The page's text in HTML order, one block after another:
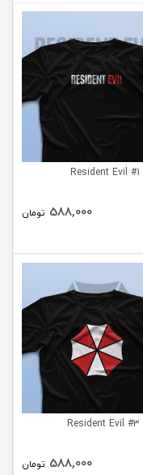
588,000 تومان
588,000 تومان